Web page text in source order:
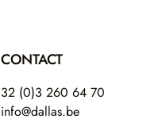
CONTACT
32 (0)3 260 64 70
info@dallas.be